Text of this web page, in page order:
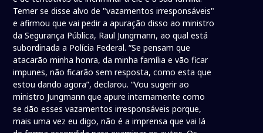
Temer se disse alvo de "vazamentos irresponsáveis"
e afirmou que vai pedir a apuração disso ao ministro
da Segurança Pública, Raul Jungmann, ao qual está
subordinada a Polícia Federal. “Se pensam que
atacarão minha honra, da minha família e vão ficar
impunes, não ficarão sem resposta, como esta que
estou dando agora”, declarou. “Vou sugerir ao
ministro Jungmann que apure internamente como
se dão esses vazamentos irresponsáveis porque,
mais uma vez eu digo, não é a imprensa que vai lá